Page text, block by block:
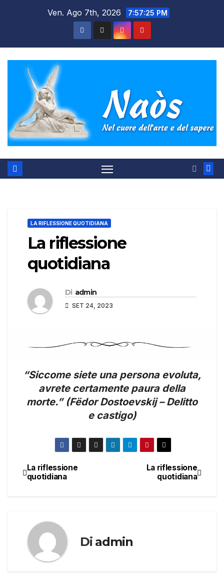
Ven. Ago 7th, 2026 7:57:25 PM
LA RIFLESSIONE QUOTIDIANA
La riflessione
quotidiana
Di admin
SET 24, 2023
“Siccome siete una persona evoluta,
avrete certamente paura della
morte.” (Fëdor Dostoevskij – Delitto
e castigo)
Navigazione
La riflessione
quotidiana
La riflessione
quotidiana
Di admin